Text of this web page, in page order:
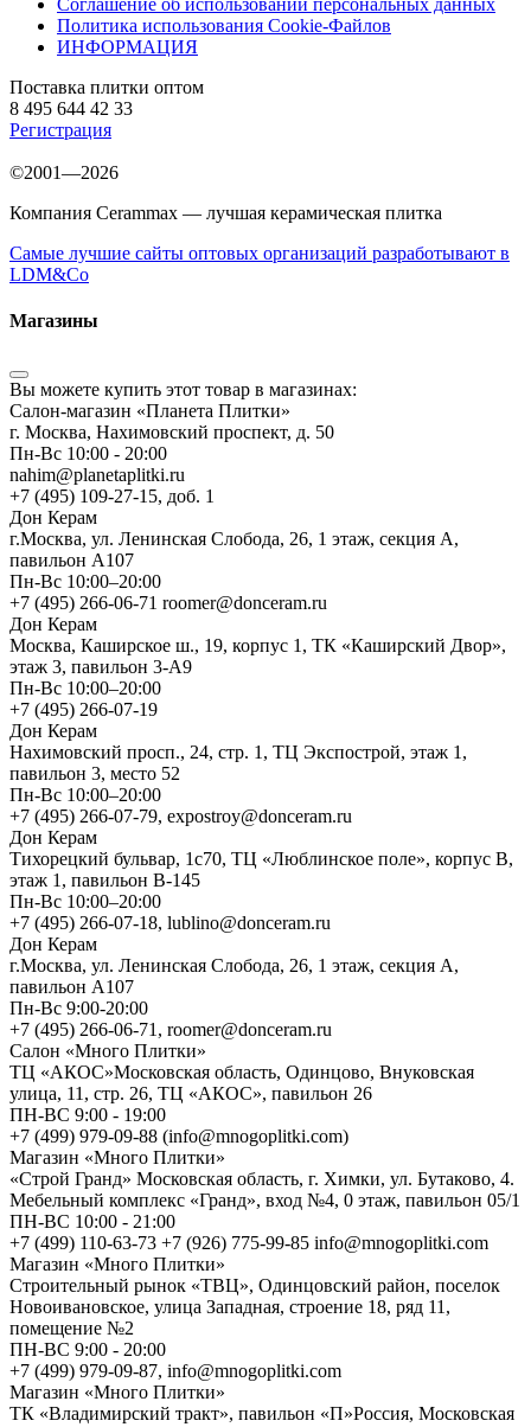
Соглашение об использовании персональных данных
Политика использования Cookie-Файлов
ИНФОРМАЦИЯ
Поставка плитки оптом
8 495 644 42 33
Регистрация
©2001—2026
Компания Cerammax — лучшая керамическая плитка
Самые лучшие сайты оптовых организаций разработывают в
LDM&Co
Магазины
Вы можете купить этот товар в магазинах:
Салон-магазин «Планета Плитки»
г. Москва, Нахимовский проспект, д. 50
Пн-Вс 10:00 - 20:00
nahim@planetaplitki.ru
+7 (495) 109-27-15, доб. 1
Дон Керам
г.Москва, ул. Ленинская Слобода, 26, 1 этаж, секция А,
павильон А107
Пн-Вс 10:00–20:00
+7 (495) 266-06-71 roomer@donceram.ru
Дон Керам
Москва, Каширское ш., 19, корпус 1, ТК «Каширский Двор»,
этаж 3, павильон 3-А9
Пн-Вс 10:00–20:00
+7 (495) 266-07-19
Дон Керам
Нахимовский просп., 24, стр. 1, ТЦ Экспострой, этаж 1,
павильон 3, место 52
Пн-Вс 10:00–20:00
+7 (495) 266-07-79, expostroy@donceram.ru
Дон Керам
Тихорецкий бульвар, 1с70, ТЦ «Люблинское поле», корпус В,
этаж 1, павильон В-145
Пн-Вс 10:00–20:00
+7 (495) 266-07-18, lublino@donceram.ru
Дон Керам
г.Москва, ул. Ленинская Слобода, 26, 1 этаж, секция А,
павильон А107
Пн-Вс 9:00-20:00
+7 (495) 266-06-71, roomer@donceram.ru
Салон «Много Плитки»
ТЦ «АКОС»Московская область, Одинцово, Внуковская
улица, 11, стр. 26, ТЦ «АКОС», павильон 26
ПН-ВС 9:00 - 19:00
+7 (499) 979-09-88 (info@mnogoplitki.com)
Магазин «Много Плитки»
«Строй Гранд» Московская область, г. Химки, ул. Бутаково, 4.
Мебельный комплекс «Гранд», вход №4, 0 этаж, павильон 05/1
ПН-ВС 10:00 - 21:00
+7 (499) 110-63-73 +7 (926) 775-99-85 info@mnogoplitki.com
Магазин «Много Плитки»
Cтроительный рынок «ТВЦ», Одинцовский район, поселок
Новоивановское, улица Западная, строение 18, ряд 11,
помещение №2
ПН-ВС 9:00 - 20:00
+7 (499) 979-09-87, info@mnogoplitki.com
Магазин «Много Плитки»
ТК «Владимирский тракт», павильон «П»Россия, Московская